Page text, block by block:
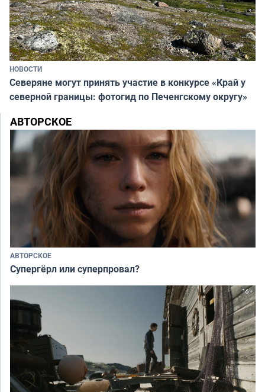
НОВОСТИ
Северяне могут принять участие в конкурсе «Край у
северной границы: фотогид по Печенгскому округу»
АВТОРСКОЕ
АВТОРСКОЕ
Супергёрл или суперпровал?